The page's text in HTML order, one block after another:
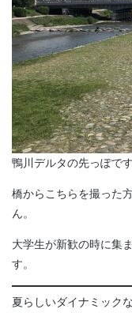
鴨川デルタの先っぽです
橋からこちらを撮った
ん。
大学生が新歓の時に集
す。
夏らしいダイナミック